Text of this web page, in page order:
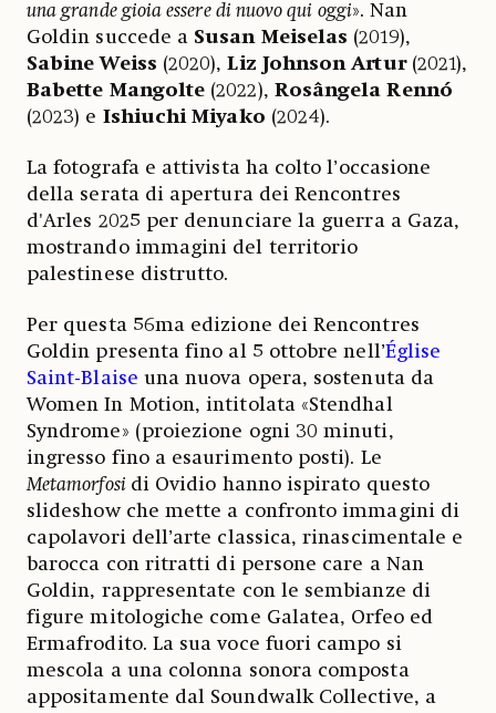
una grande gioia essere di nuovo qui oggi». Nan
Goldin succede a Susan Meiselas (2019),
Sabine Weiss (2020),Liz Johnson Artur(2021),
Babette Mangolte (2022), Rosângela Rennó
(2023) e Ishiuchi Miyako (2024).
La fotografa e attivista ha colto l’occasione
della serata di apertura dei Rencontres
d'Arles 2025 per denunciare la guerra a Gaza,
mostrando immagini del territorio
palestinese distrutto.
Per questa 56ma edizione dei Rencontres
Goldin presenta fino al 5 ottobre nell’Église
Saint-Blaise una nuova opera, sostenuta da
Women In Motion, intitolata «Stendhal
Syndrome» (proiezione ogni 30 minuti,
ingresso fino a esaurimento posti). Le
Metamorfosi di Ovidio hanno ispirato questo
slideshow che mette a confronto immagini di
capolavori dell’arte classica, rinascimentale e
barocca con ritratti di persone care a Nan
Goldin, rappresentate con le sembianze di
figure mitologiche come Galatea, Orfeo ed
Ermafrodito. La sua voce fuori campo si
mescola a una colonna sonora composta
appositamente dal Soundwalk Collective, a